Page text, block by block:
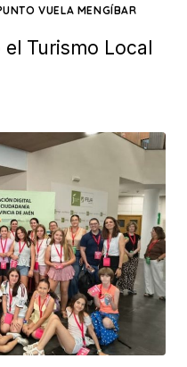
VUELA MENGÍBAR
Turismo Local